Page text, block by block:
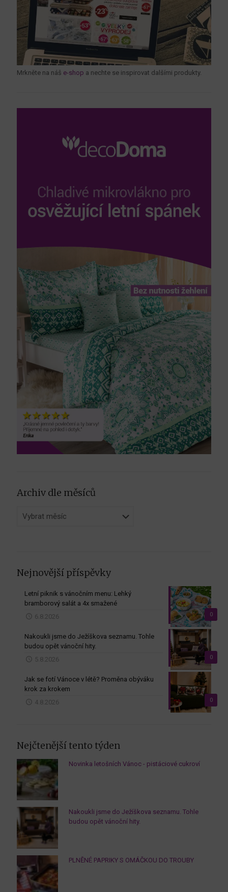
Mrkněte na náš e-shop a nechte se inspirovat dalšími produkty.
Archiv dle měsíců
dle
Nejnovější příspěvky
0
Letní piknik s vánočním menu: Lehký
bramborový salát a 4x smažené
6.8.2026
0
Nakoukli jsme do Ježíškova seznamu. Tohle
budou opět vánoční hity.
5.8.2026
0
Jak se fotí Vánoce v létě? Proměna obýváku
krok za krokem
4.8.2026
Nejčtenější tento týden
Novinka letošních Vánoc - pistáciové cukroví
Nakoukli jsme do Ježíškova seznamu. Tohle
budou opět vánoční hity.
PLNĚNÉ PAPRIKY S OMÁČKOU DO TROUBY